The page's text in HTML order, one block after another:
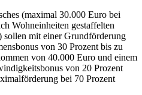
(maximal 30.000 Euro bei
Wohneinheiten gestaffelten
sollen mit einer Grundförderung
von 30 Prozent bis zu
von 40.000 Euro und einem
von 20 Prozent
bei 70 Prozent